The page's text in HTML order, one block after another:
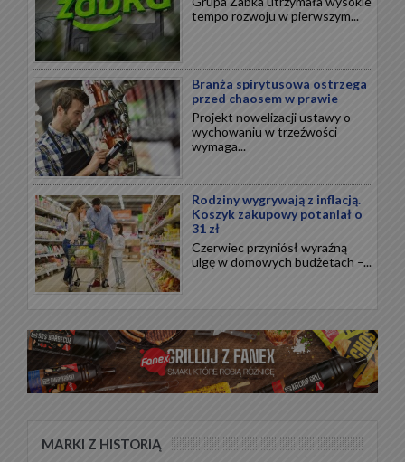
tempo rozwoju w pierwszym...
Branża spirytusowa ostrzega
przed chaosem w prawie
Projekt nowelizacji ustawy o
wychowaniu w trzeźwości
wymaga...
Rodziny wygrywają z inflacją.
Koszyk zakupowy potaniał o
31 zł
Czerwiec przyniósł wyraźną
ulgę w domowych budżetach –...
MARKI Z HISTORIĄ